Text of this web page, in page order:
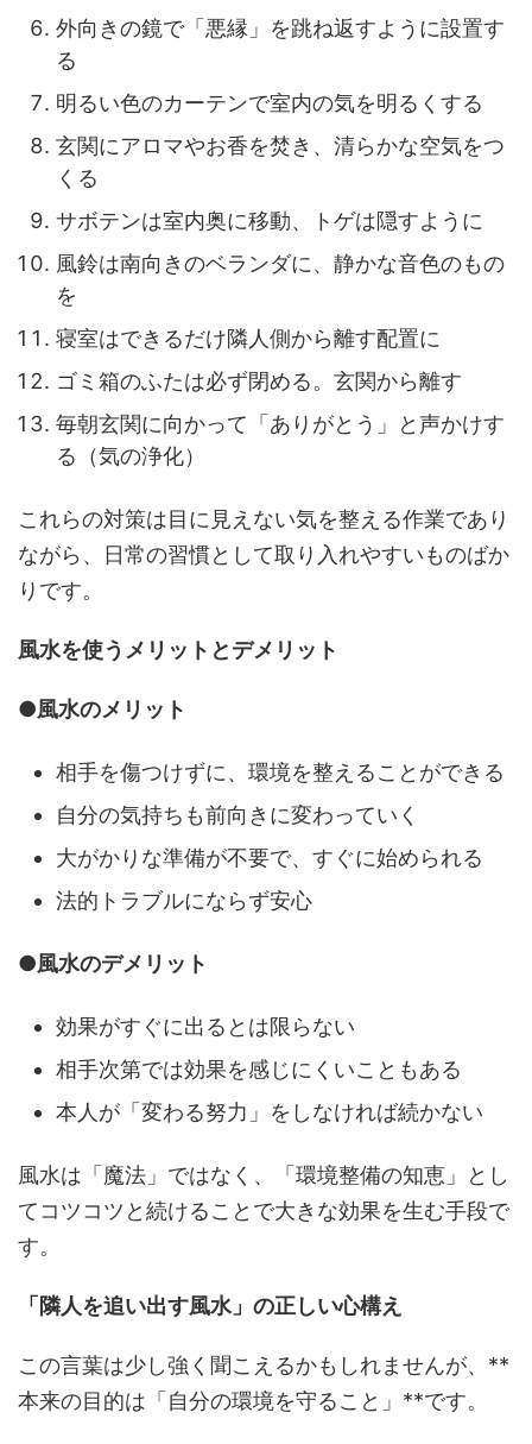
外向きの鏡で「悪縁」を跳ね返すように設置す
る
明るい色のカーテンで室内の気を明るくする
玄関にアロマやお香を焚き、清らかな空気をつ
くる
サボテンは室内奥に移動、トゲは隠すように
風鈴は南向きのベランダに、静かな音色のもの
を
寝室はできるだけ隣人側から離す配置に
ゴミ箱のふたは必ず閉める。玄関から離す
毎朝玄関に向かって「ありがとう」と声かけす
る（気の浄化）
これらの対策は目に見えない気を整える作業であり
ながら、日常の習慣として取り入れやすいものばか
りです。
風水を使うメリットとデメリット
●風水のメリット
相手を傷つけずに、環境を整えることができる
自分の気持ちも前向きに変わっていく
大がかりな準備が不要で、すぐに始められる
法的トラブルにならず安心
●風水のデメリット
効果がすぐに出るとは限らない
相手次第では効果を感じにくいこともある
本人が「変わる努力」をしなければ続かない
風水は「魔法」ではなく、「環境整備の知恵」とし
てコツコツと続けることで大きな効果を生む手段で
す。
「隣人を追い出す風水」の正しい心構え
この言葉は少し強く聞こえるかもしれませんが、**
本来の目的は「自分の環境を守ること」**です。